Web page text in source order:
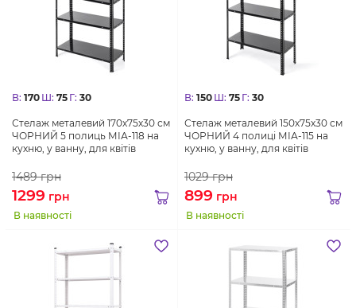
В: 170 Ш: 75 Г: 30
Стелаж металевий 170х75х30 см
ЧОРНИЙ 5 полиць МІА-118 на
кухню, у ванну, для квітів
1489грн
1299 грн
В наявності
В: 150 Ш: 75 Г: 30
Стелаж металевий 150х75х30 см
ЧОРНИЙ 4 полиці МІА-115 на
кухню, у ванну, для квітів
1029грн
899 грн
В наявності